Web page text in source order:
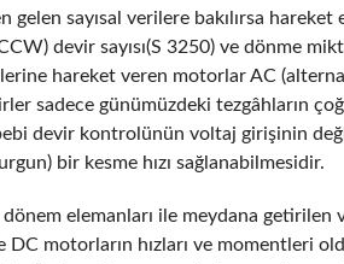
gelen sayısal verilere bakılırsa
devir sayısı(S 3250) ve dönme
hareket veren motorlar AC
sadece günümüzdeki tezgâhların
devir kontrolünün voltaj girişinin
bir kesme hızı sağlanabilmesidir.
elemanları ile meydana getirilen
DC motorların hızları ve momentleri